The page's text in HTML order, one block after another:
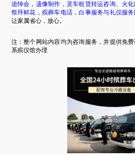
追悼会 ， 遗像制作 ， 灵车租赁转运咨询、 火
祭拜鲜花 ， 殡葬车电话 ，白事服务与礼仪服务
让家属省心，放心。
注：整个网站内容均为咨询服务，并提供免
系殡仪馆办理